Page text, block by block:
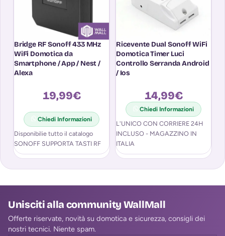
Bridge RF Sonoff 433 MHz
WiFi Domotica da
Smartphone / App / Nest /
Alexa
19,99€
Chiedi Informazioni
Disponibilie tutto il catalogo
SONOFF SUPPORTA TASTI RF
Ricevente Dual Sonoff WiFi
Domotica Timer Luci
Controllo Serranda Android
/ Ios
14,99€
Chiedi Informazioni
L'UNICO CON CORRIERE 24H
INCLUSO - MAGAZZINO IN
ITALIA
Unisciti alla community WallMall
Offerte riservate, novità su domotica e sicurezza, consigli dei
nostri tecnici. Niente spam.